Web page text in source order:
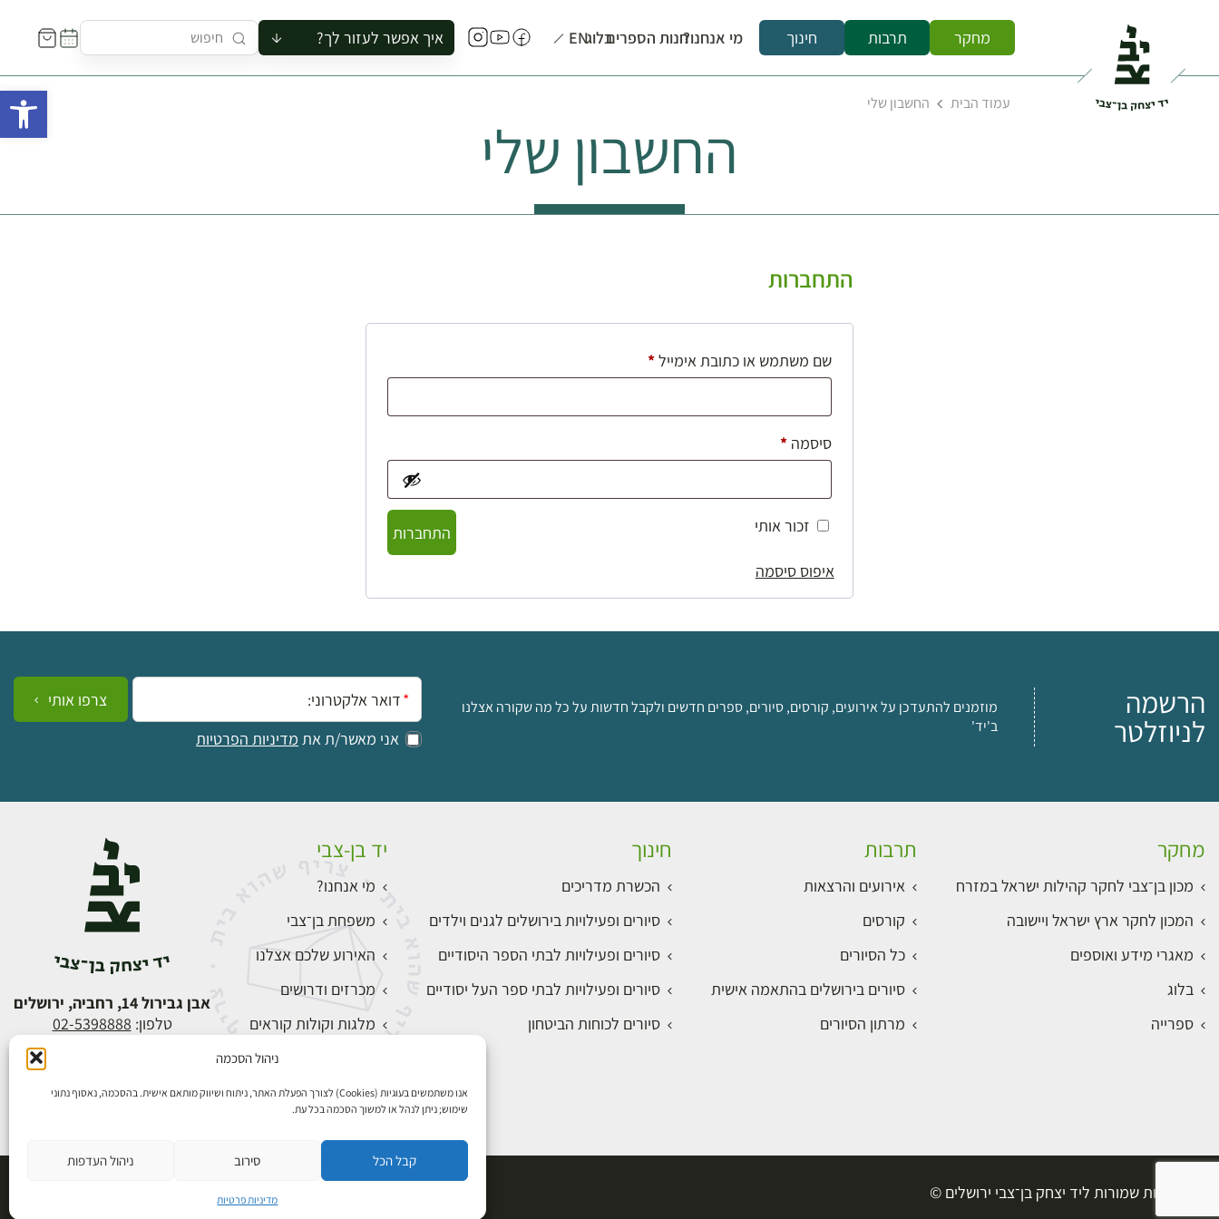
ניהול הסכמה
אנו משתמשים בעוגיות (Cookies) לצורך הפעלת האתר, ניתוח ושיווק מותאם אישית. בהסכמה, נאסוף נתוני
שימוש; ניתן לנהל או למשוך הסכמה בכל עת.
קבל הכל סירוב ניהול העדפות
מדיניות פרטיות
מחקר תרבות חינוך מי אנחנו?חנות הספריםבלוגEN איך אפשר לעזור לך?
להזמין סיור לקבוצה
לתאם ביקור בצריף
עמוד הבית החשבון שלי
החשבון שלי
התחברות
שם משתמש או כתובת אימייל*חובה
סיסמה*חובה
זכור אותי
התחברות
איפוס סיסמה
הרשמה
לניוזלטר
מוזמנים להתעדכן על אירועים, קורסים, סיורים, ספרים חדשים ולקבל חדשות על כל מה שקורה אצלנו
ב'יד'
אימייל:
אני מאשר/ת את מדיניות הפרטיות
צרפו אותי
מחקר
מכון בן־צבי לחקר קהילות ישראל במזרח
המכון לחקר ארץ ישראל ויישובה
מאגרי מידע ואוספים
בלוג
ספרייה
תרבות
אירועים והרצאות
קורסים
כל הסיורים
סיורים בירושלים בהתאמה אישית
מרתון הסיורים
חינוך
הכשרת מדריכים
סיורים ופעילויות בירושלים לגנים וילדים
סיורים ופעילויות לבתי הספר היסודיים
סיורים ופעילויות לבתי ספר העל יסודיים
סיורים לכוחות הביטחון
יד בן-צבי
מי אנחנו?
משפחת בן־צבי
האירוע שלכם אצלנו
מכרזים ודרושים
מלגות וקולות קוראים
התחברות
אבן גבירול 14, רחביה, ירושלים
טלפון: 02-5398888
כל הזכויות שמורות ליד יצחק בן־צבי ירושלים ©